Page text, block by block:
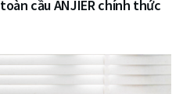
cầu ANJIER chính thức